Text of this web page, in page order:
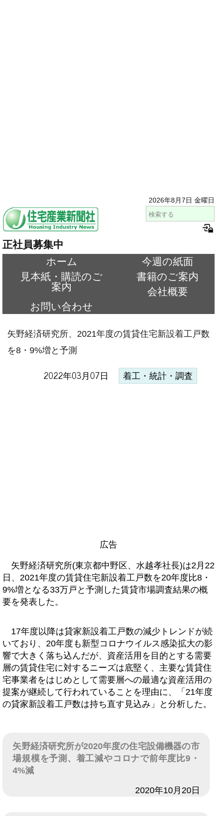
2026年8月7日 金曜日
正社員募集中
ホーム
今週の紙面
見本紙・購読のご
案内
書籍のご案内
会社概要
お問い合わせ
矢野経済研究所、2021年度の賃貸住宅新設着工戸数
を8・9%増と予測
2022年03月07日 着工・統計・調査
広告
矢野経済研究所(東京都中野区、水越孝社長)は2月22
日、2021年度の賃貸住宅新設着工戸数を20年度比8・
9%増となる33万戸と予測した賃貸市場調査結果の概
要を発表した。
17年度以降は貸家新設着工戸数の減少トレンドが続
いており、20年度も新型コロナウイルス感染拡大の影
響で大きく落ち込んだが、資産活用を目的とする需要
層の賃貸住宅に対するニーズは底堅く、主要な賃貸住
宅事業者をはじめとして需要層への最適な資産活用の
提案が継続して行われていることを理由に、「21年度
の貸家新設着工戸数は持ち直す見込み」と分析した。
矢野経済研究所が2020年度の住宅設備機器の市
場規模を予測、着工減やコロナで前年度比9・
4%減
2020年10月20日